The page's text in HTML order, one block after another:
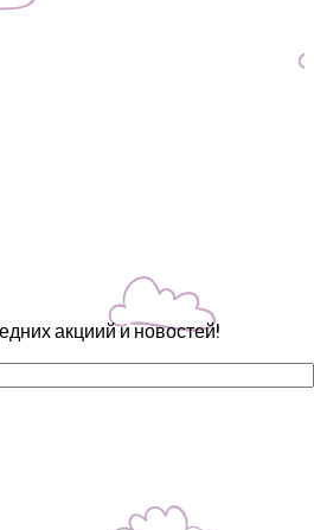
акциий и новостей!